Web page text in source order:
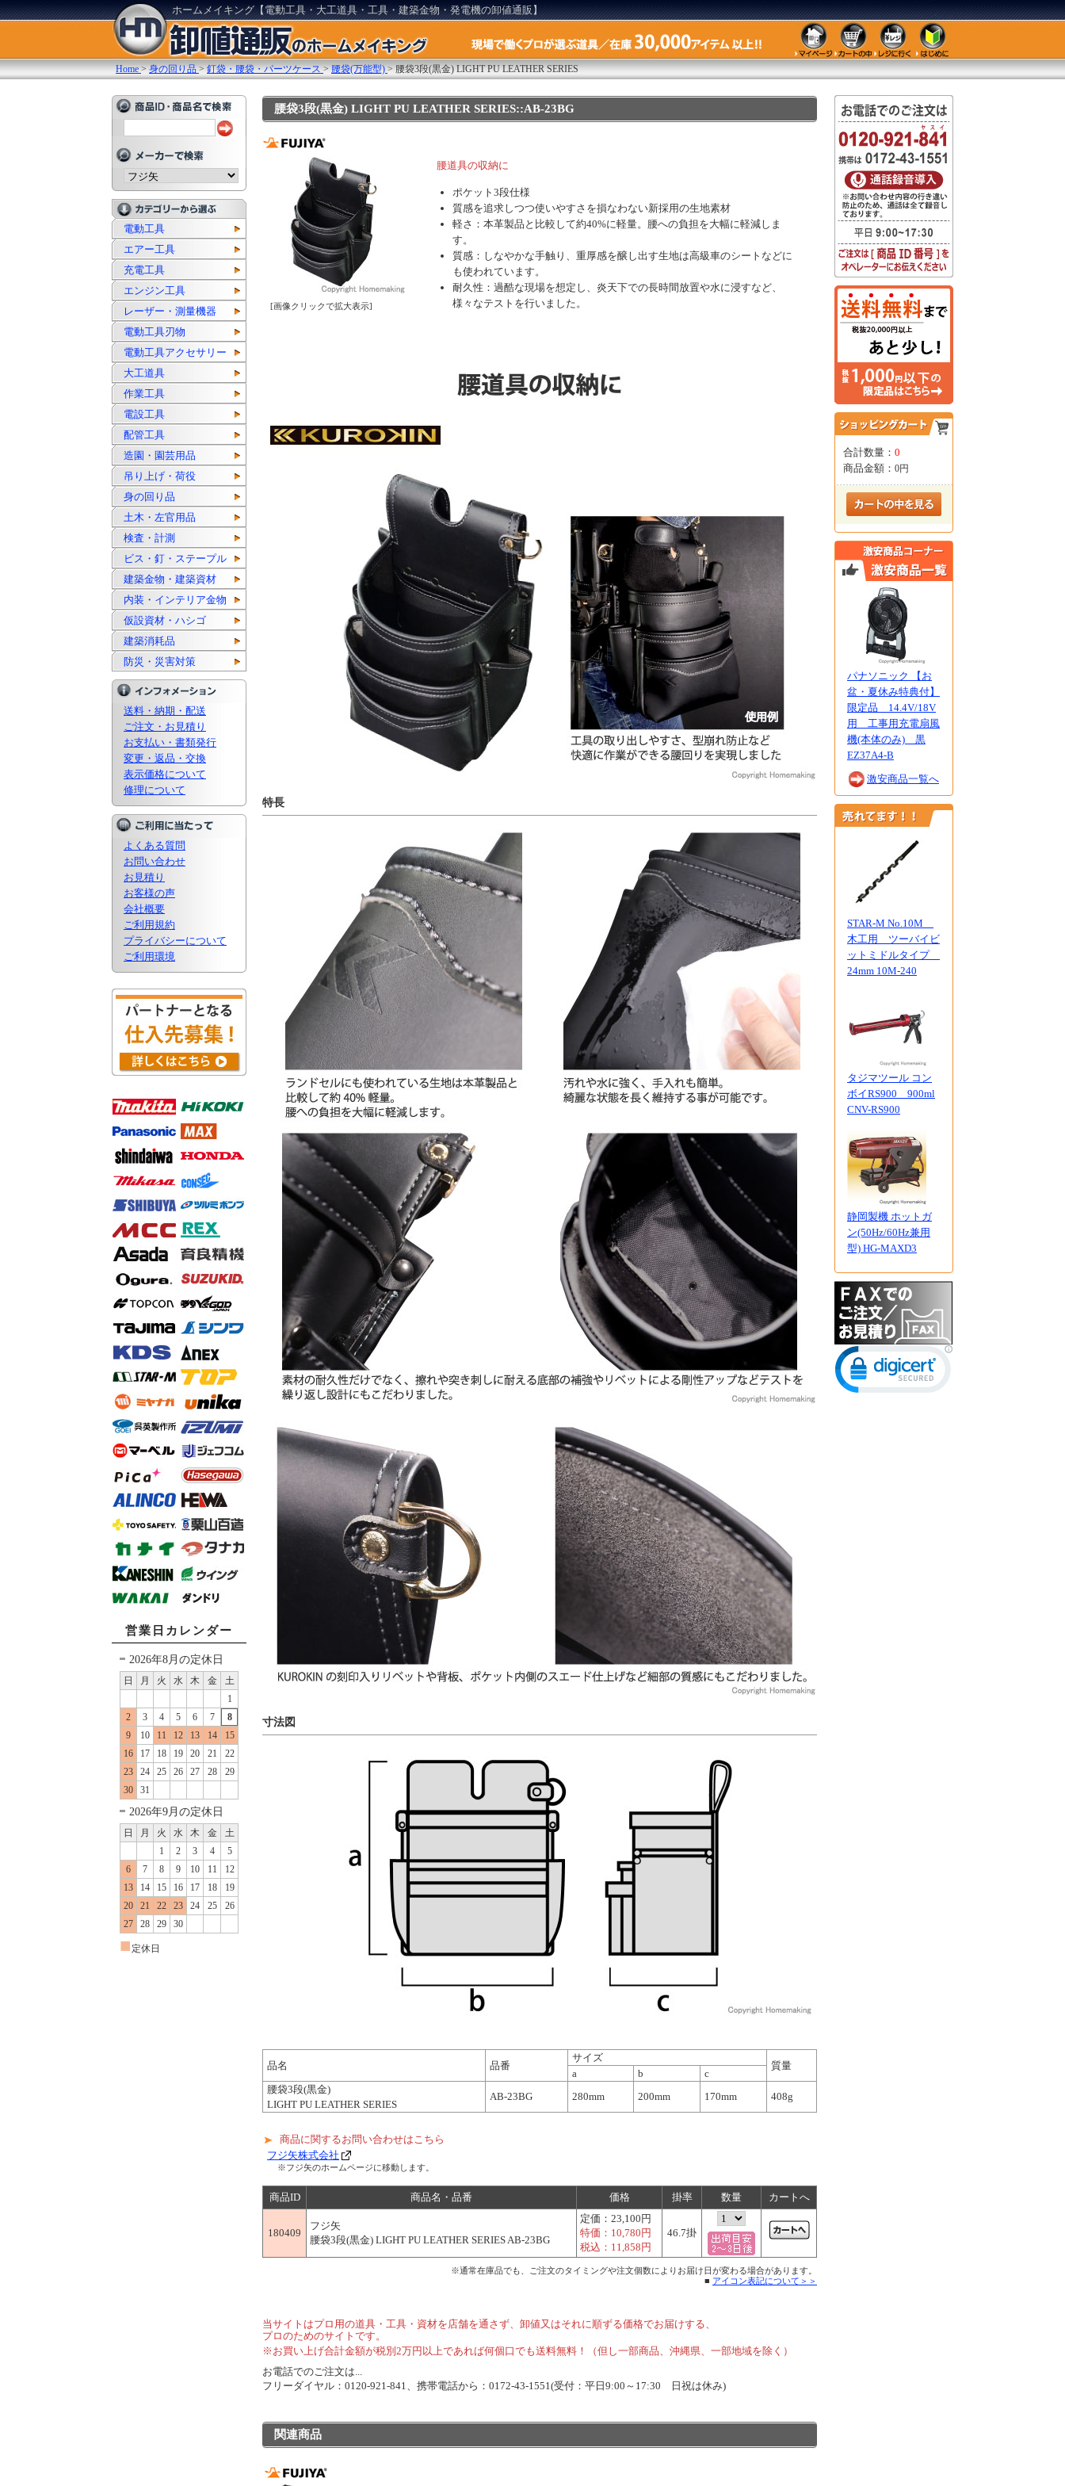
ホームメイキング【電動工具・大工道具・工具・建築金物・発電機の卸値通販】
Home >身の回り品 >釘袋・腰袋・パーツケース >腰袋(万能型) >腰袋3段(黒金) LIGHT PU LEATHER SERIES
電動工具
エアー工具
充電工具
エンジン工具
レーザー・測量機器
電動工具刃物
電動工具アクセサリー
大工道具
作業工具
電設工具
配管工具
造園・園芸用品
吊り上げ・荷役
身の回り品
土木・左官用品
検査・計測
ビス・釘・ステープル
建築金物・建築資材
内装・インテリア金物
仮設資材・ハシゴ
建築消耗品
防災・災害対策
送料・納期・配送
ご注文・お見積り
お支払い・書類発行
変更・返品・交換
表示価格について
修理について
よくある質問
お問い合わせ
お見積り
お客様の声
会社概要
ご利用規約
プライバシーについて
ご利用環境
営業日カレンダー
2026年8月の定休日
日 月 火 水 木 金
土
1
2
3 4 5 6 7
8
9
10 11 12 13 14
15
16
17 18 19 20 21
22
23
24 25 26 27 28
29
30
31
2026年9月の定休日
日 月 火 水 木 金
土
1
2 3 4
5
6
7 8 9 10 11
12
13
14 15 16 17 18
19
20
21 22 23 24 25
26
27
28 29 30
■ 定休日
腰袋3段(黒金) LIGHT PU LEATHER SERIES::AB-23BG
[画像クリックで拡大表示]
腰道具の収納に
ポケット3段仕様
質感を追求しつつ使いやすさを損なわない新採用の生地素材
軽さ：本革製品と比較して約40%に軽量。腰への負担を大幅に軽減しま
す。
質感：しなやかな手触り、重厚感を醸し出す生地は高級車のシートなどに
も使われています。
耐久性：過酷な現場を想定し、炎天下での長時間放置や水に浸すなど、
様々なテストを行いました。
特長
寸法図
品名 品番
サイズ
質量
a b
c
腰袋3段(黒金)
LIGHT PU LEATHER SERIES
AB-23BG 280mm 200mm 170mm 408g
商品に関するお問い合わせはこちら
フジ矢株式会社
※フジ矢のホームページに移動します。
商品ID 商品名・品番 価格 掛率 数量 カートへ
180409
フジ矢
腰袋3段(黒金) LIGHT PU LEATHER SERIES AB-23BG
定価： 23,100円
特価： 10,780円
税込： 11,858円
46.7掛
※通常在庫品でも、ご注文のタイミングや注文個数によりお届け日が変わる場合があります。
■ アイコン表記について＞＞
当サイトはプロ用の道具・工具・資材を店舗を通さず、卸値又はそれに順ずる価格でお届けする、
プロのためのサイトです。
※お買い上げ合計金額が税別2万円以上であれば何個口でも送料無料！（但し一部商品、沖縄県、一部地域を除く）
お電話でのご注文は...
フリーダイヤル：0120-921-841、携帯電話から：0172-43-1551(受付：平日9:00～17:30 日祝は休み)
関連商品
合計数量： 0
商品金額： 0円
パナソニック 【お
盆・夏休み特典付】
限定品 14.4V/18V
用 工事用充電扇風
機(本体のみ) 黒
EZ37A4-B
激安商品一覧へ
STAR-M No.10M
木工用 ツーバイビ
ットミドルタイプ
24mm 10M-240
タジマツール コン
ボイRS900 900ml
CNV-RS900
静岡製機 ホットガ
ン(50Hz/60Hz兼用
型) HG-MAXD3